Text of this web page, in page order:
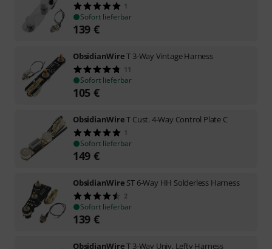
1
Sofort lieferbar
139 €
ObsidianWireT 3-Way Vintage Harness
11
Sofort lieferbar
105 €
ObsidianWireT Cust. 4-Way Control Plate C
1
Sofort lieferbar
149 €
ObsidianWire ST 6-Way HH Solderless Harness
2
Sofort lieferbar
139 €
ObsidianWireT 3-Way Univ. Lefty Harness